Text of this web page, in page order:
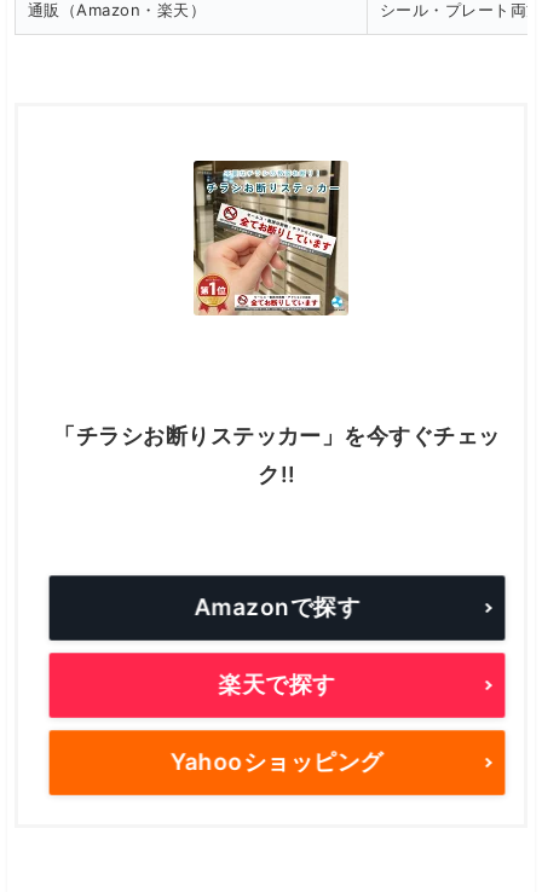
通販（Amazon・楽天） シール・プレート両方
「チラシお断りステッカー」を今すぐチェッ
ク!!
Amazonで探す
楽天で探す
Yahooショッピング